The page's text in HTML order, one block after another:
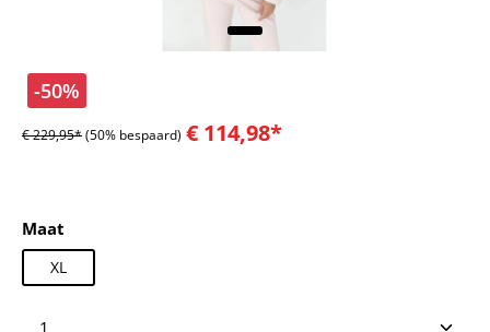
-50%
€ 229,95*(50% bespaard) € 114,98*
Selecteer
Maat
XL
Producthoeveelheid: Voer de gewenste